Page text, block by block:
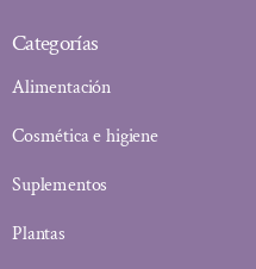
Categorías
Alimentación
Cosmética e higiene
Suplementos
Plantas